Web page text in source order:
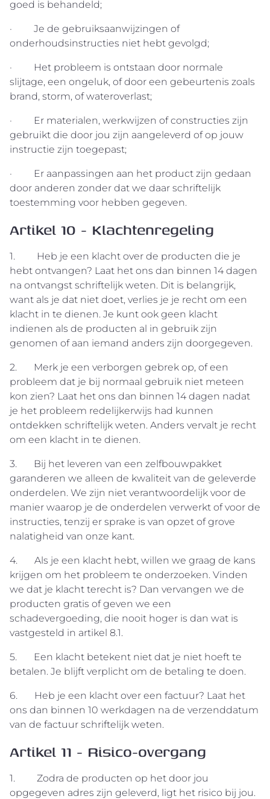
goed is behandeld;
· Je de gebruiksaanwijzingen of
onderhoudsinstructies niet hebt gevolgd;
· Het probleem is ontstaan door normale
slijtage, een ongeluk, of door een gebeurtenis zoals
brand, storm, of wateroverlast;
· Er materialen, werkwijzen of constructies zijn
gebruikt die door jou zijn aangeleverd of op jouw
instructie zijn toegepast;
· Er aanpassingen aan het product zijn gedaan
door anderen zonder dat we daar schriftelijk
toestemming voor hebben gegeven.
Artikel 10 - Klachtenregeling
1. Heb je een klacht over de producten die je
hebt ontvangen? Laat het ons dan binnen 14 dagen
na ontvangst schriftelijk weten. Dit is belangrijk,
want als je dat niet doet, verlies je je recht om een
klacht in te dienen. Je kunt ook geen klacht
indienen als de producten al in gebruik zijn
genomen of aan iemand anders zijn doorgegeven.
2. Merk je een verborgen gebrek op, of een
probleem dat je bij normaal gebruik niet meteen
kon zien? Laat het ons dan binnen 14 dagen nadat
je het probleem redelijkerwijs had kunnen
ontdekken schriftelijk weten. Anders vervalt je recht
om een klacht in te dienen.
3. Bij het leveren van een zelfbouwpakket
garanderen we alleen de kwaliteit van de geleverde
onderdelen. We zijn niet verantwoordelijk voor de
manier waarop je de onderdelen verwerkt of voor de
instructies, tenzij er sprake is van opzet of grove
nalatigheid van onze kant.
4. Als je een klacht hebt, willen we graag de kans
krijgen om het probleem te onderzoeken. Vinden
we dat je klacht terecht is? Dan vervangen we de
producten gratis of geven we een
schadevergoeding, die nooit hoger is dan wat is
vastgesteld in artikel 8.1.
5. Een klacht betekent niet dat je niet hoeft te
betalen. Je blijft verplicht om de betaling te doen.
6. Heb je een klacht over een factuur? Laat het
ons dan binnen 10 werkdagen na de verzenddatum
van de factuur schriftelijk weten.
Artikel 11 - Risico-overgang
1. Zodra de producten op het door jou
opgegeven adres zijn geleverd, ligt het risico bij jou.